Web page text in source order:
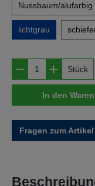
Nussbaum/alufarbig
lichtgrau
Produkt Stück
In den
Fragen zum